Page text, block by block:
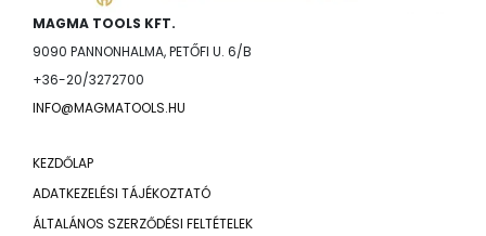
MAGMA TOOLS KFT.
9090 PANNONHALMA, PETŐFI U. 6/B
+36-20/3272700
INFO@MAGMATOOLS.HU
KEZDŐLAP
ADATKEZELÉSI TÁJÉKOZTATÓ
ÁLTALÁNOS SZERZŐDÉSI FELTÉTELEK